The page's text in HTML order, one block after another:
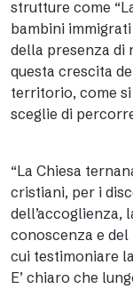
strutture come
bambini
della presenza di
questa crescita
territorio, come si
sceglie di
“La Chiesa
cristiani, per i
dell’accoglienza,
conoscenza e
cui testimoniare
E’ chiaro che